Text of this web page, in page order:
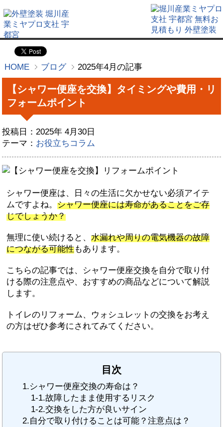
HOME ブログ 2025年4月の記事
【シャワー便座を交換】タイミングや費用・リ
フォームポイント
投稿日：2025年 4月30日
テーマ： お役立ちコラム
シャワー便座は、日々の生活に欠かせない必須アイテ
ムですよね。シャワー便座には寿命があることをご存
じでしょうか？
無理に使い続けると、水漏れや周りの電気機器の故障
につながる可能性もあります。
こちらの記事では、シャワー便座交換を自分で取り付
ける際の注意点や、おすすめの商品などについて解説
します。
トイレのリフォーム、ウォシュレットの交換をお考え
の方はぜひ参考にされてみてください。
目次
1.シャワー便座交換の寿命は？
1-1.故障したまま使用するリスク
1-2.交換をした方が良いサイン
2.自分で取り付けることは可能？注意点は？